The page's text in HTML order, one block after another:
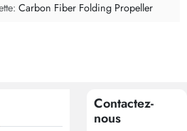
Carbon Fiber Folding Propeller
Contactez-
nous